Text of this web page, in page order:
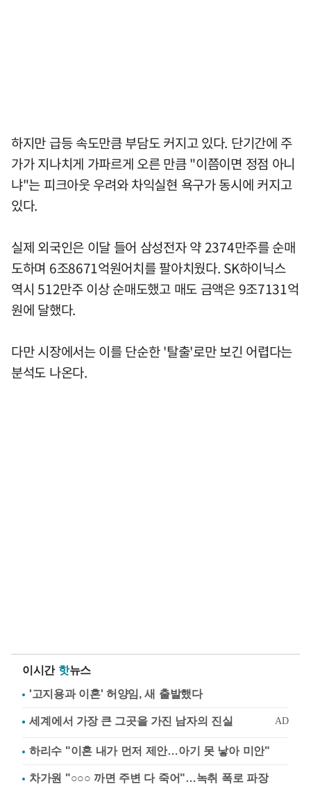
하지만 급등 속도만큼 부담도 커지고 있다. 단기간에 주
가가 지나치게 가파르게 오른 만큼 "이쯤이면 정점 아니
냐"는 피크아웃 우려와 차익실현 욕구가 동시에 커지고
있다.
실제 외국인은 이달 들어 삼성전자 약 2374만주를 순매
도하며 6조8671억원어치를 팔아치웠다. SK하이닉스
역시 512만주 이상 순매도했고 매도 금액은 9조7131억
원에 달했다.
다만 시장에서는 이를 단순한 '탈출'로만 보긴 어렵다는
분석도 나온다.
이시간 핫뉴스
'고지용과 이혼' 허양임, 새 출발했다
하리수 "이혼 내가 먼저 제안…아기 못 낳아 미안"
차가원 "○○○ 까면 주변 다 죽어"…녹취 폭로 파장